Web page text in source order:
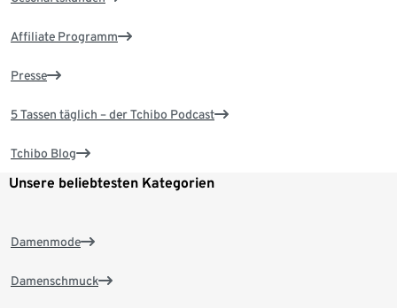
Affiliate Programm
Presse
5 Tassen täglich – der Tchibo Podcast
Tchibo Blog
Unsere beliebtesten Kategorien
Damenmode
Damenschmuck